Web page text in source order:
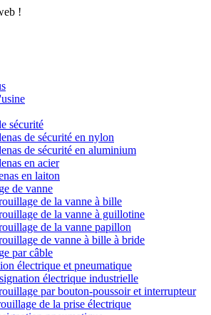
!
sécurité
de sécurité en nylon
de sécurité en aluminium
en acier
en laiton
de vanne
de la vanne à bille
de la vanne à guillotine
de la vanne papillon
de vanne à bille à bride
par câble
électrique et pneumatique
électrique industrielle
par bouton-poussoir et interrupteur
de la prise électrique